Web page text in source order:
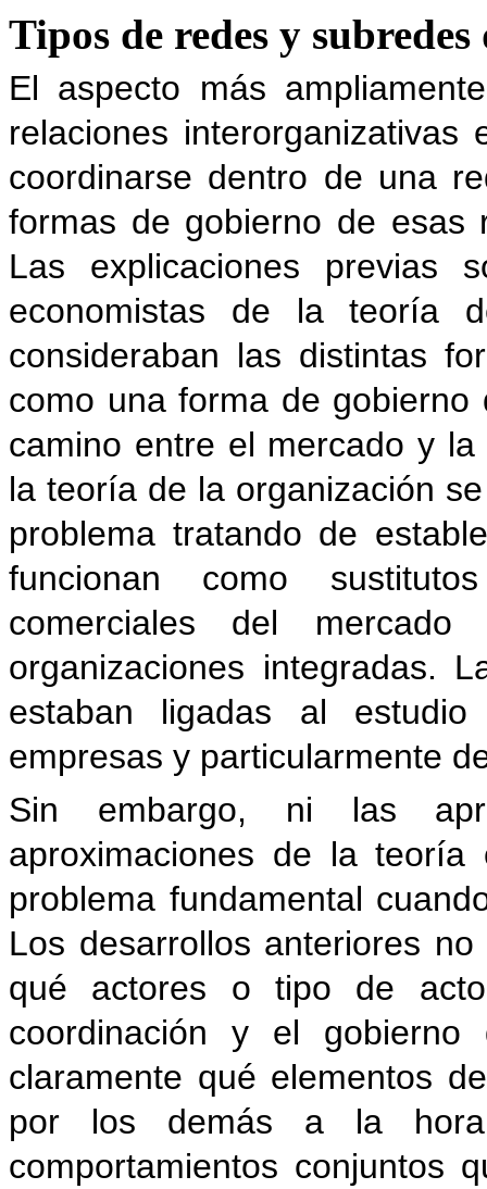
Tipos de redes y subredes
El aspecto más
relaciones
coordinarse dentro de una
formas de gobierno de esas
Las explicaciones previas
economistas de la teoría
consideraban las distintas
como una forma de
camino entre el mercado y
la teoría de la organización
problema tratando de
funcionan como
comerciales del
organizaciones integradas.
estaban ligadas al
empresas y particularmente
Sin embargo, ni las
aproximaciones de la
problema fundamental
Los desarrollos anteriores
qué actores o tipo de
coordinación y el
claramente qué elementos
por los demás a la
comportamientos conjuntos